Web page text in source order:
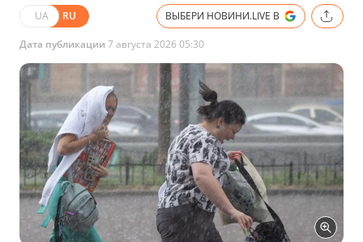
UA RU ВЫБЕРИ НОВИНИ.LIVE В
Дата публикации 7 августа 2026 05:30